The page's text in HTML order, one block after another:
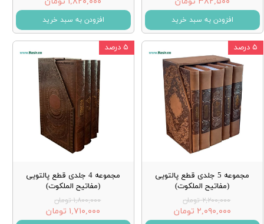
افزودن به سبد خرید افزودن به سبد خرید
مجموعه 5 جلدی قطع پالتویی
(مفاتیح الملکوت)
۲,۲۰۰,۰۰۰ تومان
۲,۰۹۰,۰۰۰ تومان
۵ درصد
مجموعه 4 جلدی قطع پالتویی
(مفاتیح الملکوت)
۱,۸۰۰,۰۰۰ تومان
۱,۷۱۰,۰۰۰ تومان
۵ درصد